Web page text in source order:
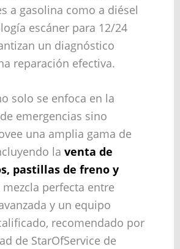
a gasolina como a diésel
escáner para 12/24
un diagnóstico
reparación efectiva.
solo se enfoca en la
emergencias sino
una amplia gama de
la venta de
pastillas de freno y
mezcla perfecta entre
y un equipo
recomendado por
de StarOfService de